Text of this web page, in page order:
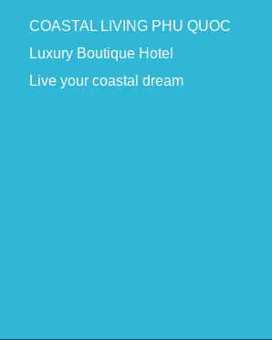
COASTAL LIVING PHU QUOC
Luxury Boutique Hotel
Live your coastal dream